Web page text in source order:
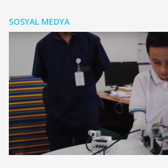
SOSYAL MEDYA